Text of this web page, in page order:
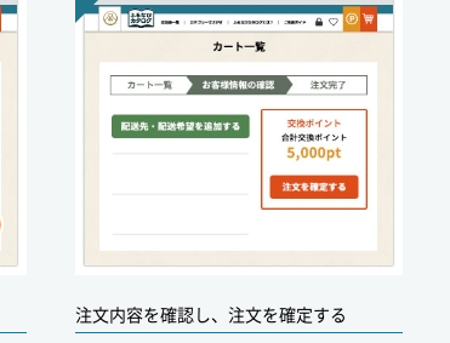
注文内容を確認し、注文を確定する